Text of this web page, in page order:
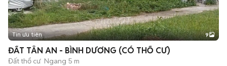
+2
Tin ưu tiên 9
ĐẤT TÂN AN - BÌNH DƯƠNG (CÓ THỔ CƯ)
Đất thổ cư Ngang 5 m